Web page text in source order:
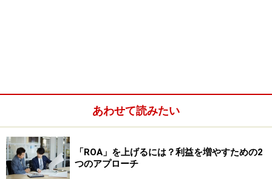
国が違えば、今まで思っていた常識と異なることが常識だ
ったりしますよね。
『ILO』って、耳にしたことがあるかと思います。「国際
労働機関」という組織のことで、国連の専門期間のひと
つです。
あわせて読みたい
「ROA」を上げるには？利益を増やすための2
つのアプローチ